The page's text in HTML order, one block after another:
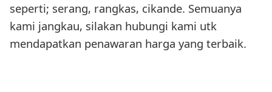
seperti; serang, rangkas, cikande. Semuanya
kami jangkau, silakan hubungi kami utk
mendapatkan penawaran harga yang terbaik.